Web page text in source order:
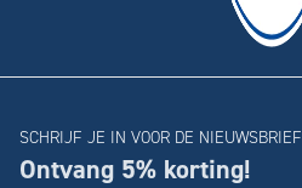
SCHRIJF JE IN VOOR DE NIEUWSBRIEF
Ontvang 5% korting!